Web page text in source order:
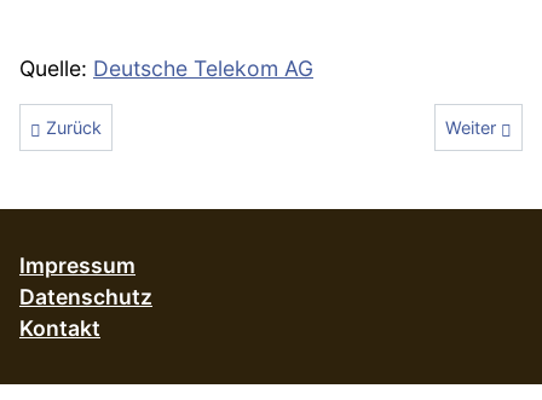
Quelle: Deutsche Telekom AG
Vorheriger Beitrag: Neues Modem/Router nötig?
Zurück Nächster
Weiter
Impressum
Datenschutz
Kontakt